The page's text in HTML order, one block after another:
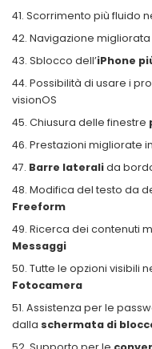
Scorrimento più fluido
Navigazione migliorata
Sblocco dell’iPhone
Possibilità di usare i
visionOS
Chiusura delle finestre
Prestazioni migliorate in
Barre lateralida
Modifica del testo da
Freeform
Ricerca dei contenuti
Messaggi
Tutte le opzioni visibili
Fotocamera
Assistenza per le
dalla schermata di